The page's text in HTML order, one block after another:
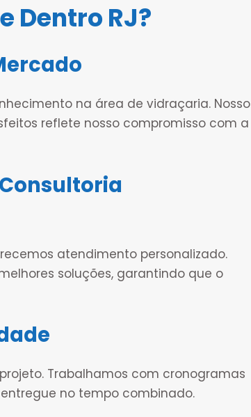
Dentro RJ?
na área de vidraçaria. Nosso
reflete nosso compromisso com a
atendimento personalizado.
soluções, garantindo que o
Trabalhamos com cronogramas
no tempo combinado.